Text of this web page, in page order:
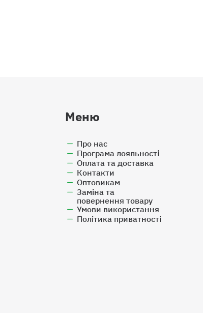
Меню
Про нас
Програма лояльності
Оплата та доставка
Контакти
Оптовикам
Заміна та
повернення товару
Умови використання
Політика приватності